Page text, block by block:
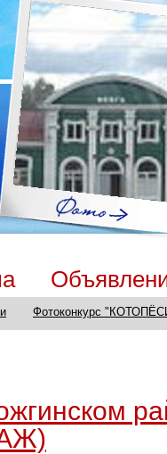
Фотоконкурс